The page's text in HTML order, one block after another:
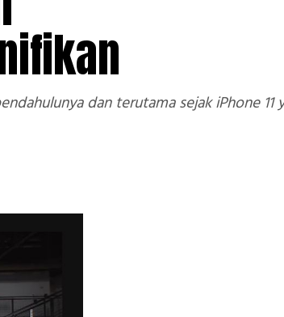
dan terutama sejak iPhone 11